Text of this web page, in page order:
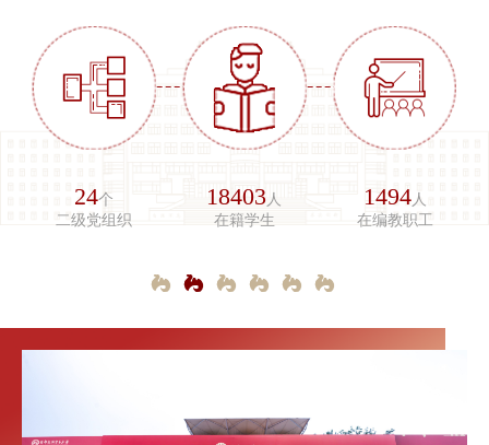
24个
二级党组织
18403 人
在籍学生
1494人
在编教职工